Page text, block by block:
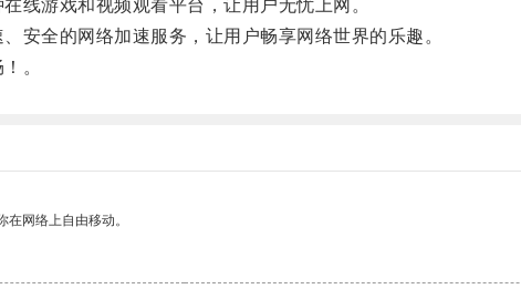
游戏和视频观看平台，让用户无忧上网。
全的网络加速服务，让用户畅享网络世界的乐趣。
。
网络上自由移动。